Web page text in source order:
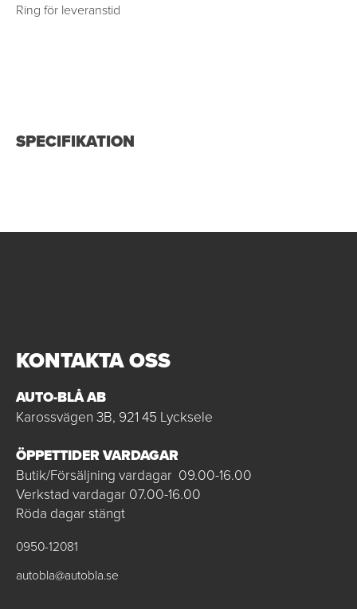
Ring för leveranstid
SPECIFIKATION
KONTAKTA OSS
AUTO-BLÅ AB
Karossvägen 3B, 921 45 Lycksele
ÖPPETTIDER VARDAGAR
Butik/Försäljning vardagar 09.00-16.00
Verkstad vardagar 07.00-16.00
Röda dagar stängt
0950-12081
autobla@autobla.se